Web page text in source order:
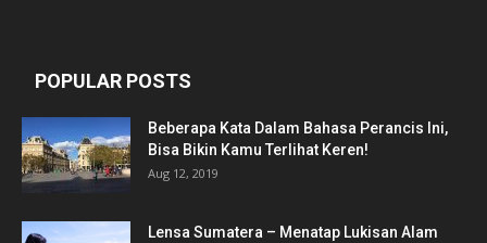
POPULAR POSTS
Beberapa Kata Dalam Bahasa Perancis Ini,
Bisa Bikin Kamu Terlihat Keren!
Aug 12, 2019
Lensa Sumatera – Menatap Lukisan Alam